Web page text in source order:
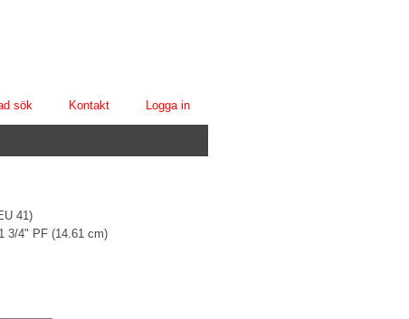
sök Kontakt Logga in
41)
3/4" PF (14.61 cm)